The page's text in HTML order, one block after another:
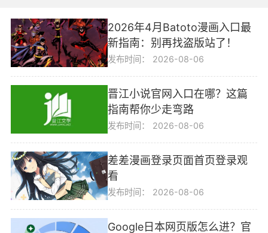
2026年4月Batoto漫画入口最
新指南：别再找盗版站了！
发布时间： 2026-08-06
晋江小说官网入口在哪？这篇
指南帮你少走弯路
发布时间： 2026-08-06
差差漫画登录页面首页登录观
看
发布时间： 2026-08-06
Google日本网页版怎么进？官